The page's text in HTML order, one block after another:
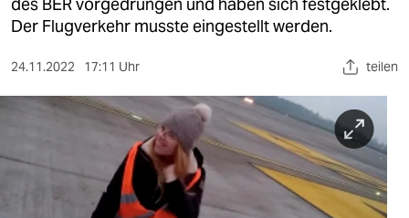
gesellschaft
berlin
Der Flugverkehr musste eingestellt werden.
24.11.2022 17:11 Uhr teilen